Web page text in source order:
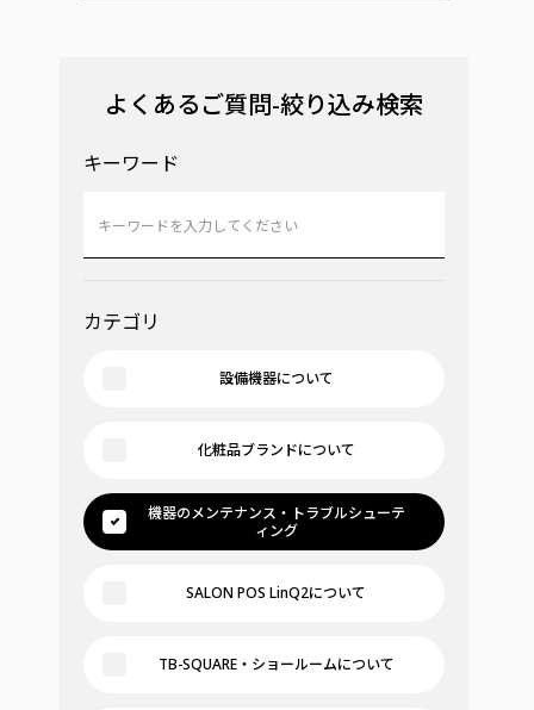
よくあるご質問-絞り込み検索
キーワード
カテゴリ
設備機器について
化粧品ブランドについて
機器のメンテナンス・トラブルシューテ
ィング
SALON POS LinQ2について
TB-SQUARE・ショールームについて